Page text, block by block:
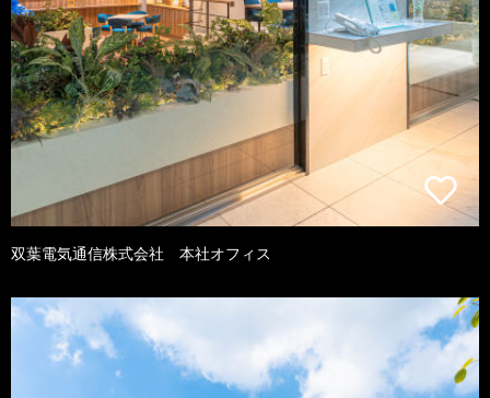
双葉電気通信株式会社 本社オフィス